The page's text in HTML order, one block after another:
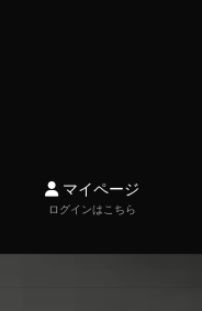
マイページ
ログインはこちら